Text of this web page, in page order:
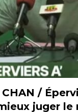
/
juger le